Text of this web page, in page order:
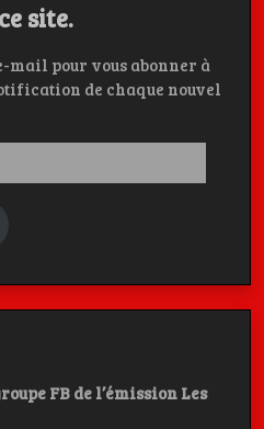
site.
mail pour vous abonner à
de chaque nouvel
FB de l’émission Les